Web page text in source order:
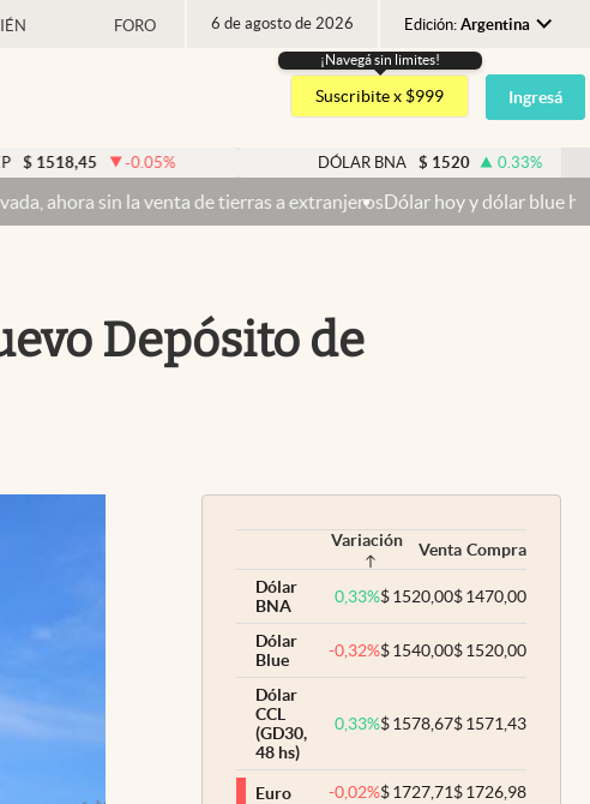
FORO 6 de agosto de 2026 Edición: Argentina
Argentina
España
USA
Colombia
¡Navegá sin limites!
Suscribite x $999 Ingresá
-0.05% $ 1520 0.33%
de tierras a extranjerosDólar hoy y dólar blue hoy: cuál es la
Depósito de
Variación Venta Compra
Dólar
BNA
0,33%$1520,00$1470,00
Dólar
Blue
-0,32%$1540,00$1520,00
Dólar
CCL
(GD30,
48 hs)
0,33%$1578,67$1571,43
Euro -0,02%$1727,71$1726,98